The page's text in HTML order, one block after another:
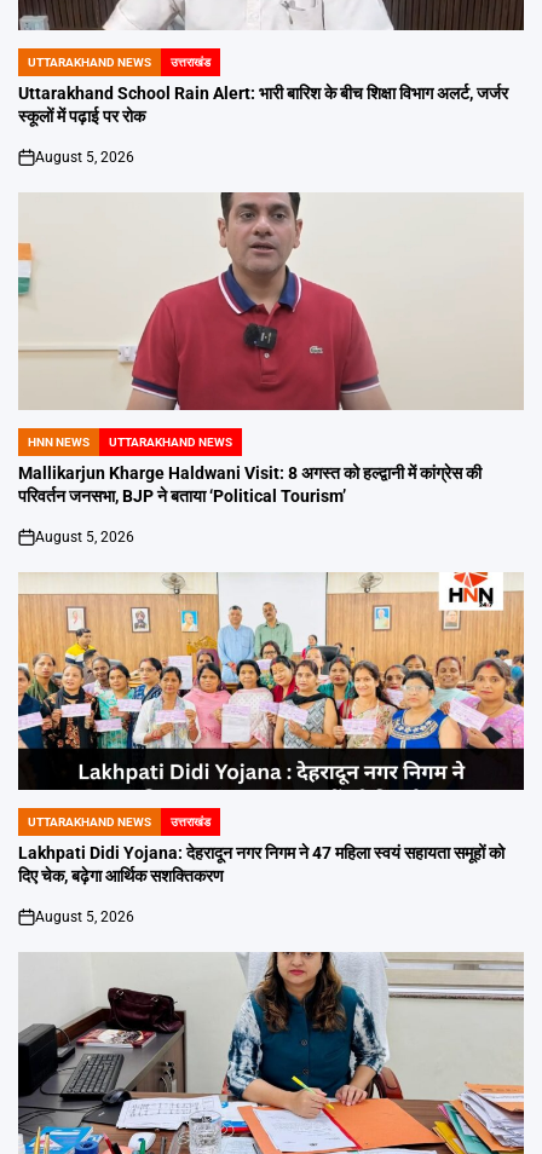
POSTED
IN
UTTARAKHAND NEWS उत्तराखंड
Uttarakhand School Rain Alert: भारी बारिश के बीच शिक्षा विभाग अलर्ट, जर्जर
स्कूलों में पढ़ाई पर रोक
on
August 5, 2026
POSTED
IN
HNN NEWS UTTARAKHAND NEWS
Mallikarjun Kharge Haldwani Visit: 8 अगस्त को हल्द्वानी में कांग्रेस की
परिवर्तन जनसभा, BJP ने बताया ‘Political Tourism’
on
August 5, 2026
POSTED
IN
UTTARAKHAND NEWS उत्तराखंड
Lakhpati Didi Yojana: देहरादून नगर निगम ने 47 महिला स्वयं सहायता समूहों को
दिए चेक, बढ़ेगा आर्थिक सशक्तिकरण
on
August 5, 2026